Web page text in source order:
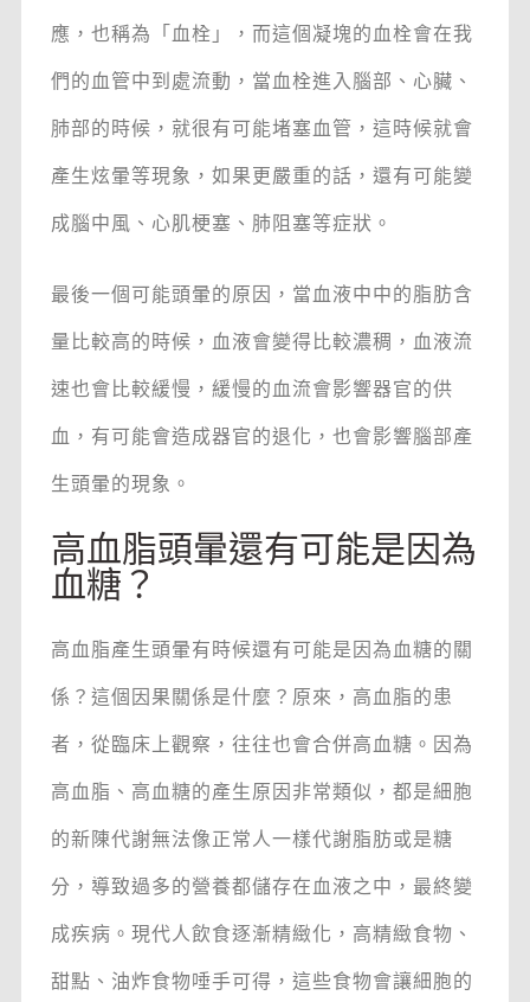
應，也稱為「血栓」，而這個凝塊的血栓會在我
們的血管中到處流動，當血栓進入腦部、心臟、
肺部的時候，就很有可能堵塞血管，這時候就會
產生炫暈等現象，如果更嚴重的話，還有可能變
成腦中風、心肌梗塞、肺阻塞等症狀。
最後一個可能頭暈的原因，當血液中中的脂肪含
量比較高的時候，血液會變得比較濃稠，血液流
速也會比較緩慢，緩慢的血流會影響器官的供
血，有可能會造成器官的退化，也會影響腦部產
生頭暈的現象。
高血脂頭暈還有可能是因為
血糖？
高血脂產生頭暈有時候還有可能是因為血糖的關
係？這個因果關係是什麼？原來，高血脂的患
者，從臨床上觀察，往往也會合併高血糖。因為
高血脂、高血糖的產生原因非常類似，都是細胞
的新陳代謝無法像正常人一樣代謝脂肪或是糖
分，導致過多的營養都儲存在血液之中，最終變
成疾病。現代人飲食逐漸精緻化，高精緻食物、
甜點、油炸食物唾手可得，這些食物會讓細胞的